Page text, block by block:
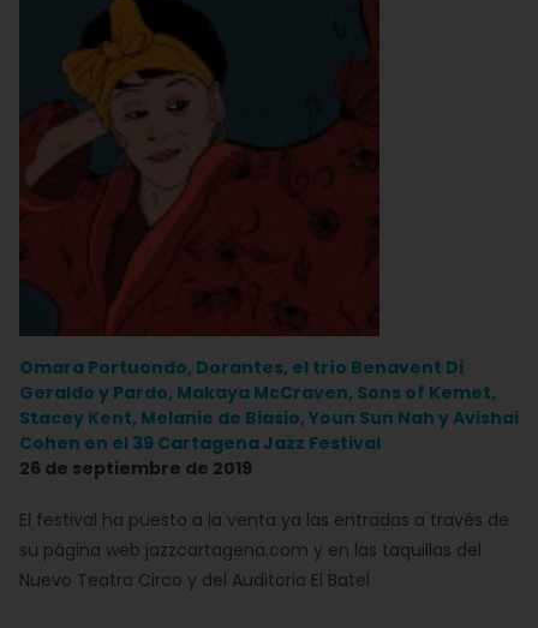
Omara Portuondo, Dorantes, el trío Benavent Di
Geraldo y Pardo, Makaya McCraven, Sons of Kemet,
Stacey Kent, Melanie de Biasio, Youn Sun Nah y Avishai
Cohen en el 39 Cartagena Jazz Festival
26 de septiembre de 2019
El festival ha puesto a la venta ya las entradas a través de
su página web jazzcartagena.com y en las taquillas del
Nuevo Teatro Circo y del Auditorio El Batel